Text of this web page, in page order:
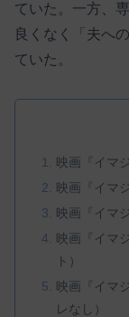
ていた。一方、
良くなく「夫へ
ていた。
映画『イマ
映画『イマ
映画『イマ
映画『イマ
ト）
映画『イマ
レなし）